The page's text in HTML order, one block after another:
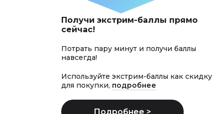
Получи экстрим-баллы прямо
сейчас!
Потрать пару минут и получи баллы
навсегда!
Используйте экстрим-баллы как скидку
для покупки, подробнее